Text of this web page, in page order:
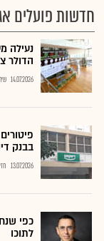
חדשות פועלים אגח
נעילה
הדולר צנח
14.07.2026
בבנק
13.07.2026
כפי
לתוכו